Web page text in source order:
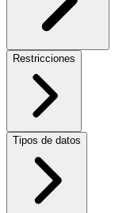
Restricciones
Tipos de datos